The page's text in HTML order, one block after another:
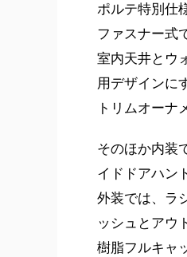
ポルテ特別仕
ファスナー式
室内天井とウ
用デザインに
トリムオーナ
そのほか内装
イドドアハン
外装では、ラ
ッシュとアウ
樹脂フルキャ